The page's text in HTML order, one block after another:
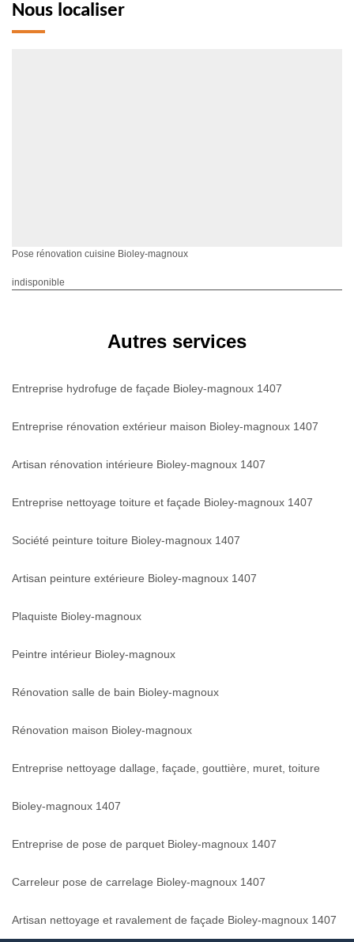
Nous localiser
Pose rénovation cuisine Bioley-magnoux
indisponible
Autres services
Entreprise hydrofuge de façade Bioley-magnoux 1407
Entreprise rénovation extérieur maison Bioley-magnoux 1407
Artisan rénovation intérieure Bioley-magnoux 1407
Entreprise nettoyage toiture et façade Bioley-magnoux 1407
Société peinture toiture Bioley-magnoux 1407
Artisan peinture extérieure Bioley-magnoux 1407
Plaquiste Bioley-magnoux
Peintre intérieur Bioley-magnoux
Rénovation salle de bain Bioley-magnoux
Rénovation maison Bioley-magnoux
Entreprise nettoyage dallage, façade, gouttière, muret, toiture
Bioley-magnoux 1407
Entreprise de pose de parquet Bioley-magnoux 1407
Carreleur pose de carrelage Bioley-magnoux 1407
Artisan nettoyage et ravalement de façade Bioley-magnoux 1407